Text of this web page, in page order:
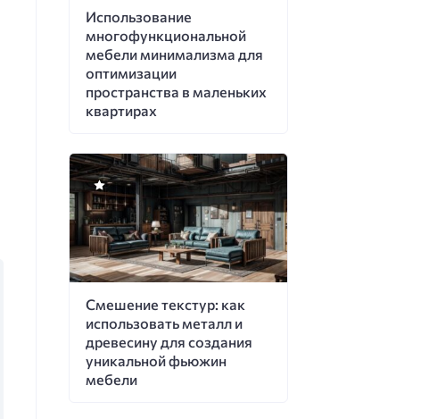
Использование
многофункциональной
мебели минимализма для
оптимизации
пространства в маленьких
квартирах
Смешение текстур: как
использовать металл и
древесину для создания
уникальной фьюжин
мебели